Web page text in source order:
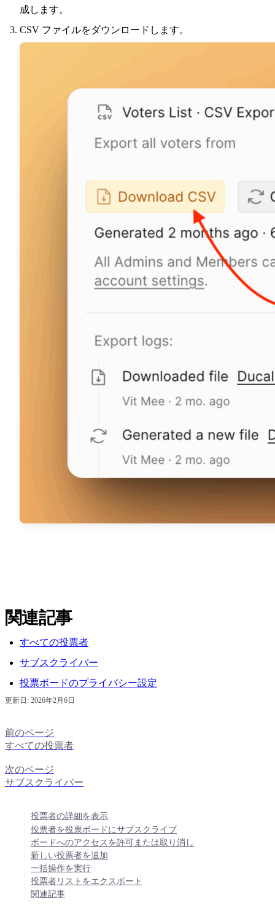
成します。
CSV ファイルをダウンロードします。
関連記事
すべての投票者
サブスクライバー
投票ボードのプライバシー設定
更新日: 2026年2月6日
前のページ
すべての投票者
次のページ
サブスクライバー
投票者の詳細を表示
投票者を投票ボードにサブスクライブ
ボードへのアクセスを許可または取り消し
新しい投票者を追加
一括操作を実行
投票者リストをエクスポート
関連記事